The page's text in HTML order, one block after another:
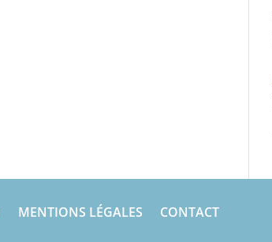
MENTIONS LÉGALES CONTACT